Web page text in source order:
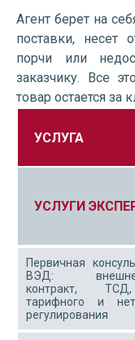
Агент берет на
поставки, несет
порчи или
заказчику. Все
товар остается за
УСЛУГА
УСЛУГИ
Первичная
ВЭД:
контракт,
тарифного и
регулирования